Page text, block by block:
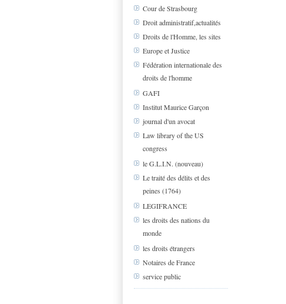
Cour de Strasbourg
Droit administratif,actualités
Droits de l'Homme, les sites
Europe et Justice
Fédération internationale des
droits de l'homme
GAFI
Institut Maurice Garçon
journal d'un avocat
Law library of the US
congress
le G.L.I.N. (nouveau)
Le traité des délits et des
peines (1764)
LEGIFRANCE
les droits des nations du
monde
les droits étrangers
Notaires de France
service public